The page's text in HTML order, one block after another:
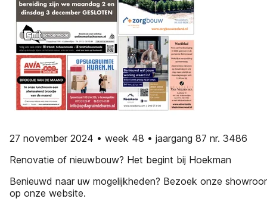
27 november 2024 • week 48 • jaargang 87 nr. 3486
Renovatie of nieuwbouw? Het begint bij Hoekman
Benieuwd naar uw mogelijkheden? Bezoek onze
op onze website.